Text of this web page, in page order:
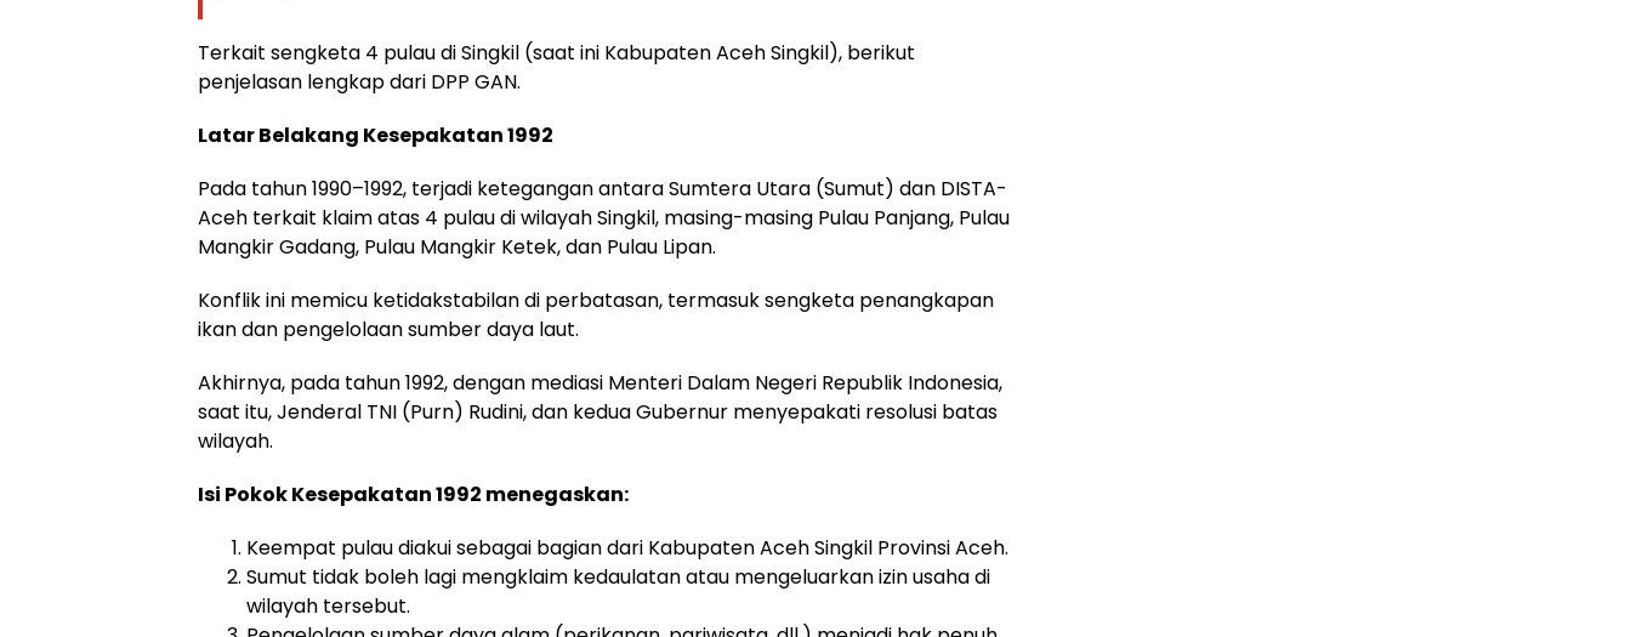
Terkait sengketa 4 pulau di Singkil (saat ini Kabupaten Aceh Singkil), berikut
penjelasan lengkap dari DPP GAN.
Latar Belakang Kesepakatan 1992
Pada tahun 1990–1992, terjadi ketegangan antara Sumtera Utara (Sumut) dan DISTA-
Aceh terkait klaim atas 4 pulau di wilayah Singkil, masing-masing Pulau Panjang, Pulau
Mangkir Gadang, Pulau Mangkir Ketek, dan Pulau Lipan.
Konflik ini memicu ketidakstabilan di perbatasan, termasuk sengketa penangkapan
ikan dan pengelolaan sumber daya laut.
Akhirnya, pada tahun 1992, dengan mediasi Menteri Dalam Negeri Republik Indonesia,
saat itu, Jenderal TNI (Purn) Rudini, dan kedua Gubernur menyepakati resolusi batas
wilayah.
Isi Pokok Kesepakatan 1992 menegaskan:
Keempat pulau diakui sebagai bagian dari Kabupaten Aceh Singkil Provinsi Aceh.
Sumut tidak boleh lagi mengklaim kedaulatan atau mengeluarkan izin usaha di
wilayah tersebut.